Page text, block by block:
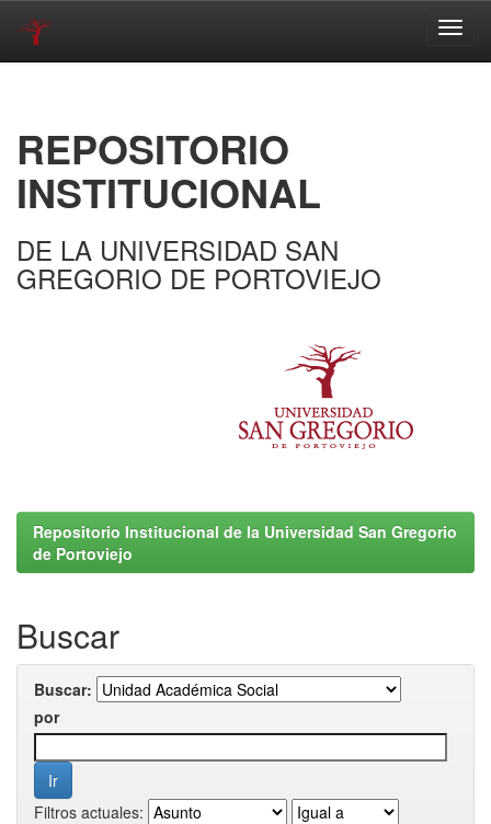
REPOSITORIO
INSTITUCIONAL
DE LA UNIVERSIDAD SAN
GREGORIO DE PORTOVIEJO
Repositorio Institucional de la Universidad San Gregorio
de Portoviejo
Buscar
Buscar:
por
Filtros actuales: